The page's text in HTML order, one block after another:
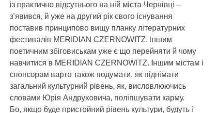
із практично відсутнього на ній міста Чернівці –
з’явився, й уже на другий рік свого існування
поставив принципово вищу планку літературних
фестивалів MERIDIAN CZERNOWITZ. Іншим
поетичним збіговиськам уже є що перейняти й чому
навчитися в MERIDIAN CZERNOWITZ. Іншим містам і
спонсорам варто також подумати, як піднімати
загальний культурний рівень, як, висловлюючись
словами Юрія Андруховича, поліпшувати карму.
Бо, якщо буде пристойний рівень культури, будуть і